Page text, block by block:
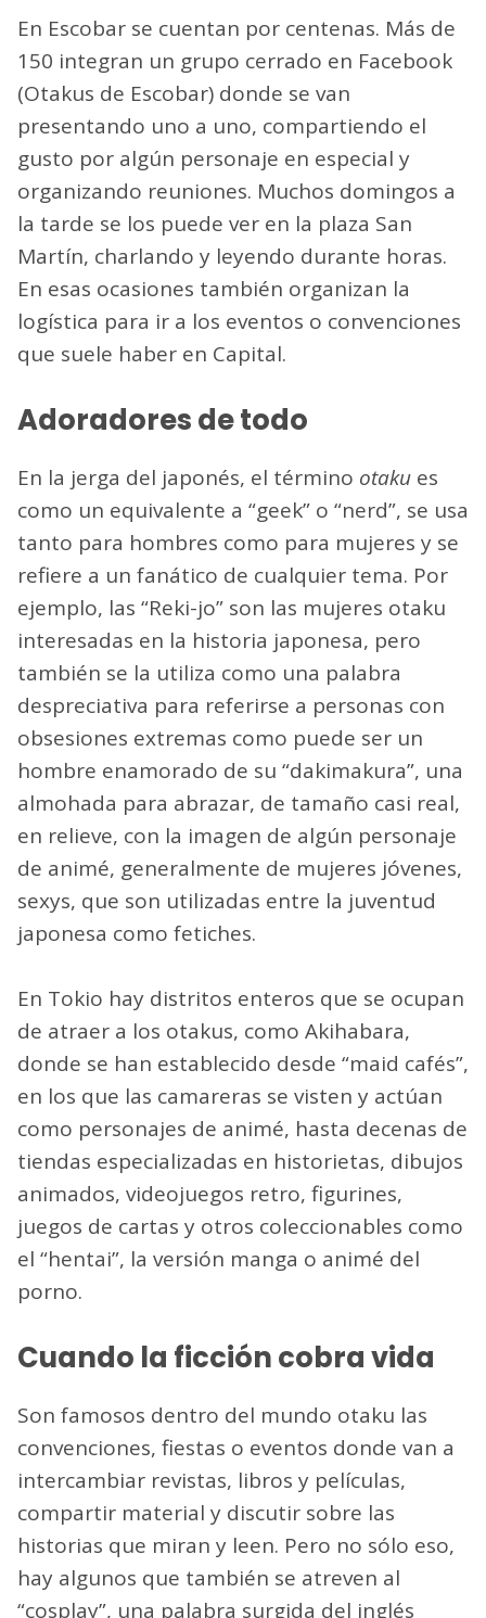
En Escobar se cuentan por centenas. Más de
150 integran un grupo cerrado en Facebook
(Otakus de Escobar) donde se van
presentando uno a uno, compartiendo el
gusto por algún personaje en especial y
organizando reuniones. Muchos domingos a
la tarde se los puede ver en la plaza San
Martín, charlando y leyendo durante horas.
En esas ocasiones también organizan la
logística para ir a los eventos o convenciones
que suele haber en Capital.
Adoradores de todo
En la jerga del japonés, el término otaku es
como un equivalente a “geek” o “nerd”, se usa
tanto para hombres como para mujeres y se
refiere a un fanático de cualquier tema. Por
ejemplo, las “Reki-jo” son las mujeres otaku
interesadas en la historia japonesa, pero
también se la utiliza como una palabra
despreciativa para referirse a personas con
obsesiones extremas como puede ser un
hombre enamorado de su “dakimakura”, una
almohada para abrazar, de tamaño casi real,
en relieve, con la imagen de algún personaje
de animé, generalmente de mujeres jóvenes,
sexys, que son utilizadas entre la juventud
japonesa como fetiches.
En Tokio hay distritos enteros que se ocupan
de atraer a los otakus, como Akihabara,
donde se han establecido desde “maid cafés”,
en los que las camareras se visten y actúan
como personajes de animé, hasta decenas de
tiendas especializadas en historietas, dibujos
animados, videojuegos retro, figurines,
juegos de cartas y otros coleccionables como
el “hentai”, la versión manga o animé del
porno.
Cuando la ficción cobra vida
Son famosos dentro del mundo otaku las
convenciones, fiestas o eventos donde van a
intercambiar revistas, libros y películas,
compartir material y discutir sobre las
historias que miran y leen. Pero no sólo eso,
hay algunos que también se atreven al
“cosplay”, una palabra surgida del inglés